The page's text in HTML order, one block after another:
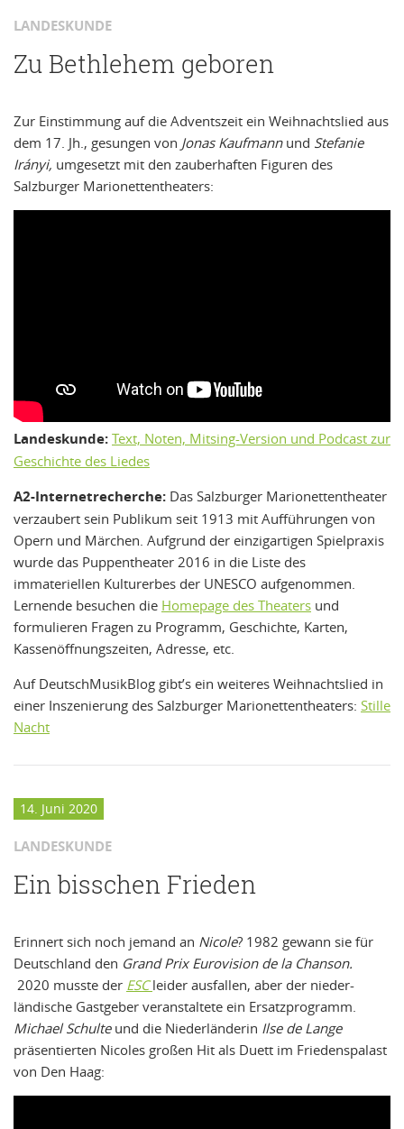
LANDESKUNDE
Zu Bethlehem geboren
Zur Einstimmung auf die Adventszeit ein Weihnachtslied aus
dem 17. Jh., gesungen von Jonas Kaufmannund Stefanie
Irányi, umgesetzt mit den zauberhaften Figuren des
Salzburger Marionettentheaters:
Landeskunde: Text, Noten, Mitsing-Version und Podcast zur
Geschichte des Liedes
A2-Internetrecherche: Das Salzburger Marionettentheater
verzaubert sein Publikum seit 1913 mit Aufführungen von
Opern und Märchen. Aufgrund der einzigartigen Spielpraxis
wurde das Puppentheater 2016 in die Liste des
immateriellen Kulturerbes der UNESCO aufgenommen.
Lernende besuchen die Homepage des Theaters und
formulieren Fragen zu Programm, Geschichte, Karten,
Kassenöffnungszeiten, Adresse, etc.
Auf DeutschMusikBlog gibt’s ein weiteres Weihnachtslied in
einer Inszenierung des Salzburger Marionettentheaters: Stille
Nacht
14. Juni 2020
LANDESKUNDE
Ein bisschen Frieden
Erinnert sich noch jemand an Nicole? 1982 gewann sie für
Deutschland den Grand Prix Eurovision de la Chanson.
2020 musste der ESC leider ausfallen, aber der nieder-
ländische Gastgeber veranstaltete ein Ersatzprogramm.
Michael Schulteund die Niederländerin Ilse de Lange
präsentierten Nicoles großen Hit als Duett im Friedenspalast
von Den Haag: